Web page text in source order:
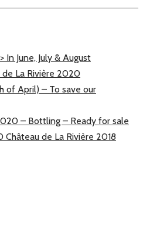
In June, July & August
de La Rivière 2020
of April) – To save our
– Bottling – Ready for sale
Château de La Rivière 2018